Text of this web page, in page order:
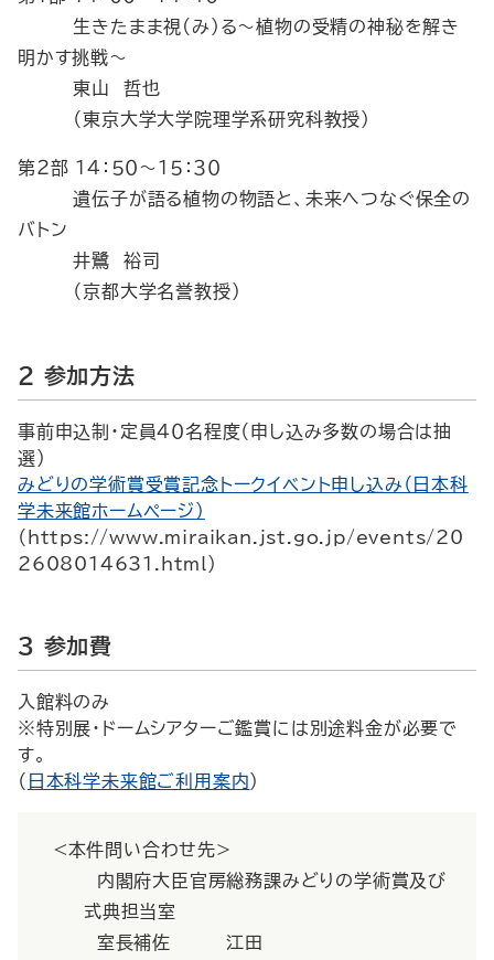
生きたまま視(み)る～植物の受精の神秘を解き
明かす挑戦～
東山 哲也
（東京大学大学院理学系研究科教授）
第２部 １４：５０～１５：３０
遺伝子が語る植物の物語と、未来へつなぐ保全の
バトン
井鷺 裕司
（京都大学名誉教授）
２ 参加方法
事前申込制・定員４０名程度（申し込み多数の場合は抽
選）
みどりの学術賞受賞記念トークイベント申し込み（日本科
学未来館ホームページ）
（https://www.miraikan.jst.go.jp/events/20
2608014631.html）
３ 参加費
入館料のみ
※特別展・ドームシアターご鑑賞には別途料金が必要で
す。
（ 日本科学未来館ご利用案内）
<本件問い合わせ先>
内閣府大臣官房総務課みどりの学術賞及び
式典担当室
室長補佐 江田